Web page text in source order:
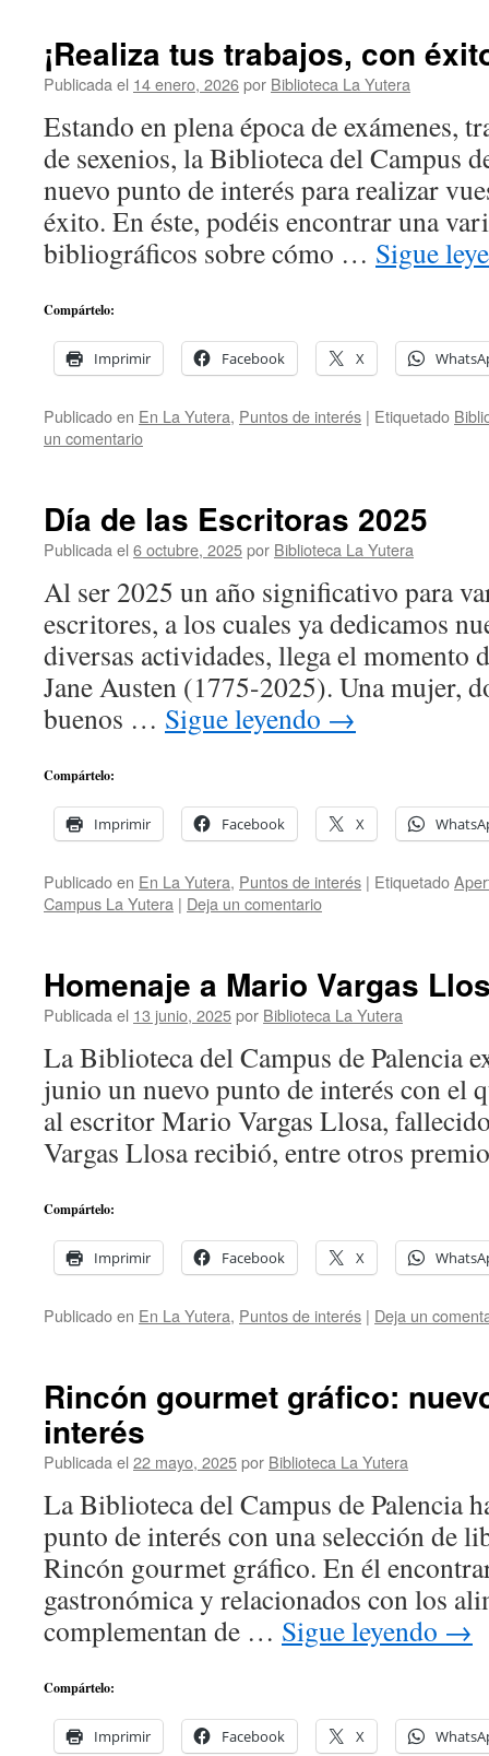
¡Realiza tus trabajos, con
Publicada el 14 enero, 2026por Biblioteca La Yutera
Estando en plena época de exámenes,
de sexenios, la Biblioteca del Campus
nuevo punto de interés para realizar
éxito. En éste, podéis encontrar una
bibliográficos sobre cómo … Sigue
Compártelo:
Imprimir Facebook X
Publicado en En La Yutera, Puntos de interés | Etiquetado
un comentario
Día de las Escritoras 2025
Publicada el 6 octubre, 2025por Biblioteca La Yutera
Al ser 2025 un año significativo para
escritores, a los cuales ya dedicamos
diversas actividades, llega el momento
Jane Austen (1775-2025). Una mujer,
buenos … Sigue leyendo →
Compártelo:
Imprimir Facebook X
Publicado en En La Yutera, Puntos de interés | Etiquetado
Campus La Yutera | Deja un comentario
Homenaje a Mario Vargas
Publicada el 13 junio, 2025por Biblioteca La Yutera
La Biblioteca del Campus de Palencia
junio un nuevo punto de interés con el
al escritor Mario Vargas Llosa,
Vargas Llosa recibió, entre otros
Compártelo:
Imprimir Facebook X
Publicado en En La Yutera, Puntos de interés | Deja un
Rincón gourmet gráfico:
interés
Publicada el 22 mayo, 2025por Biblioteca La Yutera
La Biblioteca del Campus de Palencia
punto de interés con una selección de
Rincón gourmet gráfico. En él
gastronómica y relacionados con los
complementan de … Sigue leyendo →
Compártelo:
Imprimir Facebook X